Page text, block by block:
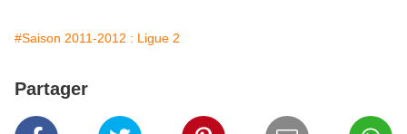
#Saison 2011-2012 : Ligue 2
Partager